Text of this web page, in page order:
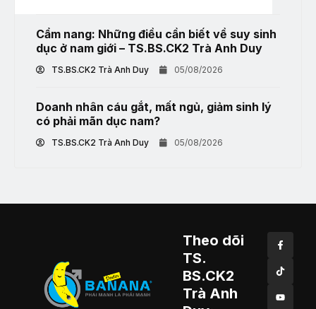
Cẩm nang: Những điều cần biết về suy sinh
dục ở nam giới – TS.BS.CK2 Trà Anh Duy
TS.BS.CK2 Trà Anh Duy 05/08/2026
Doanh nhân cáu gắt, mất ngủ, giảm sinh lý
có phải mãn dục nam?
TS.BS.CK2 Trà Anh Duy 05/08/2026
Theo dõi
TS.
BS.CK2
Trà Anh